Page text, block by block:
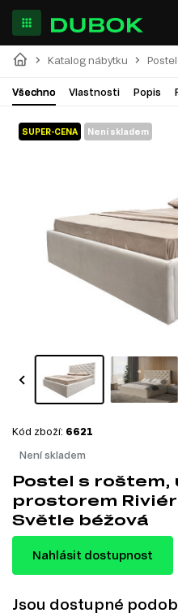
Katalog nábytku
Všechno Vlastnosti Popis
SUPER-CENA Není skladem
Není skladem
Kód zboží: 6621
Postel s roštem,
prostorem
Světle béžová
Nahlásit dostupnost
Jsou dostupné